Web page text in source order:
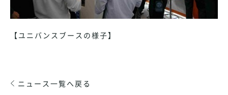
【ユニバンスブースの様子】
ニュース一覧へ戻る